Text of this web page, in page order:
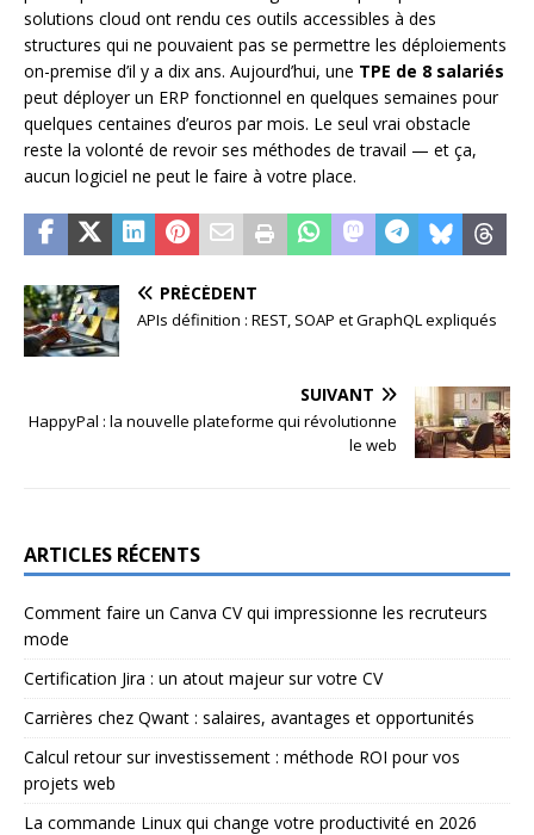
solutions cloud ont rendu ces outils accessibles à des
structures qui ne pouvaient pas se permettre les déploiements
on-premise d’il y a dix ans. Aujourd’hui, une TPE de 8 salariés
peut déployer un ERP fonctionnel en quelques semaines pour
quelques centaines d’euros par mois. Le seul vrai obstacle
reste la volonté de revoir ses méthodes de travail — et ça,
aucun logiciel ne peut le faire à votre place.
PRÉCÉDENT
APIs définition : REST, SOAP et GraphQL expliqués
SUIVANT
HappyPal : la nouvelle plateforme qui révolutionne
le web
ARTICLES RÉCENTS
Comment faire un Canva CV qui impressionne les recruteurs
mode
Certification Jira : un atout majeur sur votre CV
Carrières chez Qwant : salaires, avantages et opportunités
Calcul retour sur investissement : méthode ROI pour vos
projets web
La commande Linux qui change votre productivité en 2026